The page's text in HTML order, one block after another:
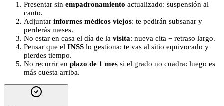
Presentar sin empadronamiento actualizado: suspensión al
canto.
Adjuntar informes médicos viejos: te pedirán subsanar y
perderás meses.
No estar en casa el día de la visita: nueva cita = retraso largo.
Pensar que el INSS lo gestiona: te vas al sitio equivocado y
pierdes tiempo.
No recurrir en plazo de 1 mes si el grado no cuadra: luego es
más cuesta arriba.